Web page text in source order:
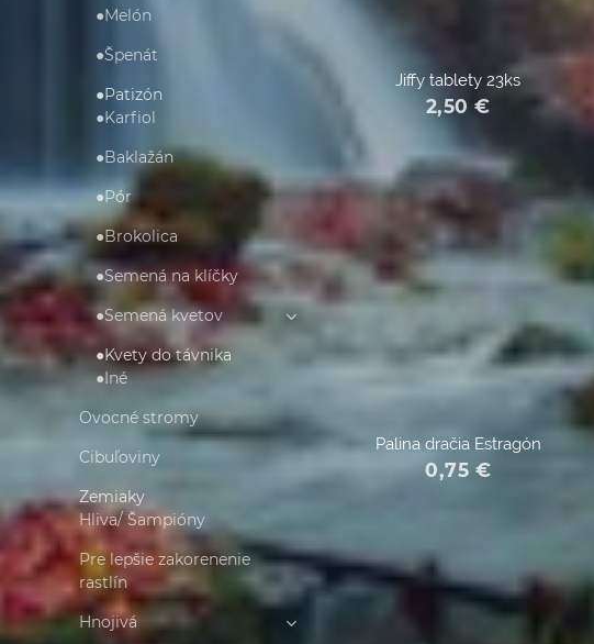
●Melón
●Špenát
●Patizón
●Karfiol
●Baklažán
●Pór
●Brokolica
●Semená na klíčky
●Semená kvetov
●Kvety do távnika
●Iné
Ovocné stromy
Cibuľoviny
Zemiaky
Hliva/ Šampióny
Pre lepšie zakorenenie
rastlín
Hnojivá
Jiffy tablety 23ks
2,50 €
Palina dračia Estragón
0,75 €